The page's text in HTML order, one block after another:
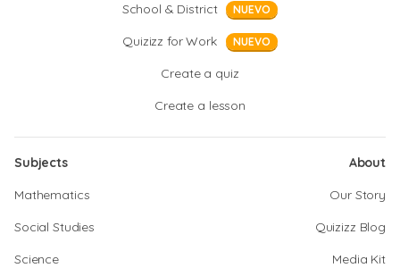
School & District
NUEVO
Quizizz for Work NUEVO
Create a quiz
Create a lesson
Subjects
Mathematics
Social Studies
Science
About
Our Story
Quizizz Blog
Media Kit